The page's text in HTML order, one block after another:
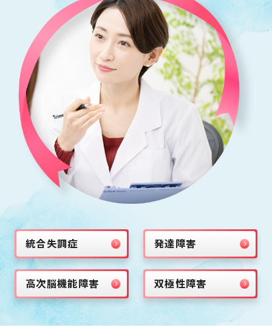
統合失調症 発達障害
高次脳機能障害 双極性障害